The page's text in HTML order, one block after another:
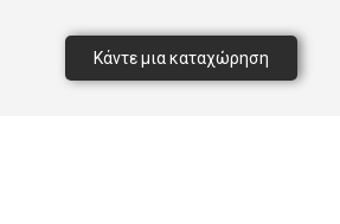
Κάντε μια καταχώρηση